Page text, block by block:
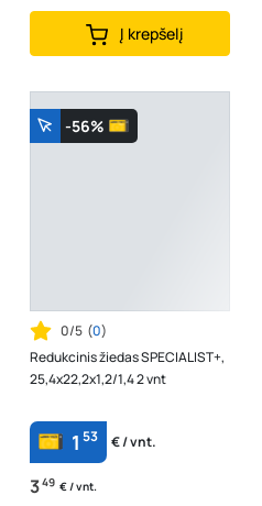
Į krepšelį
-56%
0/5 (0)
Redukcinis žiedas SPECIALIST+,
25,4x22,2x1,2/1,4 2 vnt
1 53 € / vnt.
349 € / vnt.